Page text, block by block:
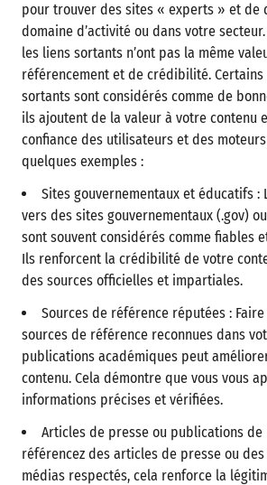
pour trouver des sites « experts » et de
domaine d’activité ou dans votre
les liens sortants n’ont pas la même
référencement et de crédibilité.
sortants sont considérés comme de
ils ajoutent de la valeur à votre contenu
confiance des utilisateurs et des
quelques exemples :
Sites gouvernementaux et éducatifs :
vers des sites gouvernementaux (.gov)
sont souvent considérés comme fiables
Ils renforcent la crédibilité de votre
des sources officielles et impartiales.
Sources de référence réputées :
sources de référence reconnues dans
publications académiques peut
contenu. Cela démontre que vous vous
informations précises et vérifiées.
Articles de presse ou publications de
référencez des articles de presse ou
médias respectés, cela renforce la